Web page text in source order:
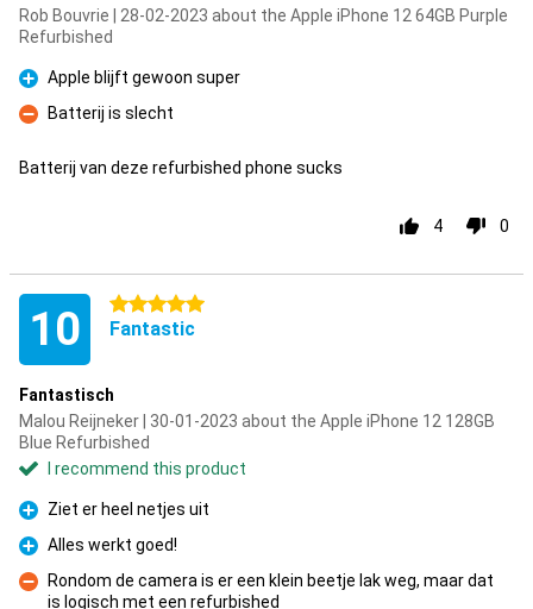
Rob Bouvrie | 28-02-2023 about the Apple iPhone 12 64GB Purple
Refurbished
Pro
Apple blijft gewoon super
Con
Batterij is slecht
Batterij van deze refurbished phone sucks
4 0
10 5 stars
Fantastic
Fantastisch
Malou Reijneker | 30-01-2023 about the Apple iPhone 12 128GB
Blue Refurbished
I recommend this product
Pro
Ziet er heel netjes uit
Pro
Alles werkt goed!
Con
Rondom de camera is er een klein beetje lak weg, maar dat
is logisch met een refurbished